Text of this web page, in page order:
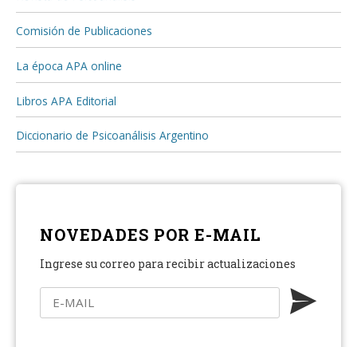
Comisión de Publicaciones
La época APA online
Libros APA Editorial
Diccionario de Psicoanálisis Argentino
NOVEDADES POR E-MAIL
Ingrese su correo para recibir actualizaciones